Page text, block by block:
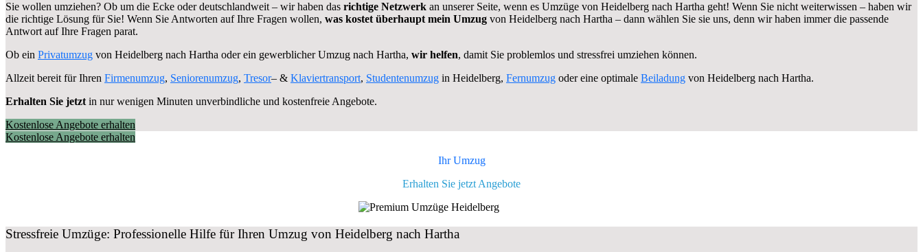
Sie wollen umziehen? Ob um die Ecke oder deutschlandweit – wir haben das richtige Netzwerk an unserer Seite, wenn es Umzüge von Heidelberg nach Hartha geht! Wenn Sie nicht weiterwissen – haben wir
die richtige Lösung für Sie! Wenn Sie Antworten auf Ihre Fragen wollen, was kostet überhaupt mein Umzug von Heidelberg nach Hartha – dann wählen Sie sie uns, denn wir haben immer die passende
Antwort auf Ihre Fragen parat.
Ob ein Privatumzug von Heidelberg nach Hartha oder ein gewerblicher Umzug nach Hartha, wir helfen, damit Sie problemlos und stressfrei umziehen können.
Allzeit bereit für Ihren Firmenumzug, Seniorenumzug, Tresor– & Klaviertransport, Studentenumzug in Heidelberg, Fernumzug oder eine optimale Beiladung von Heidelberg nach Hartha.
Erhalten Sie jetztin nur wenigen Minuten unverbindliche und kostenfreie Angebote.
Kostenlose Angebote erhalten
Kostenlose Angebote erhalten
Ihr Umzug
Erhalten Sie jetzt Angebote
Stressfreie Umzüge: Professionelle Hilfe für Ihren Umzug von Heidelberg nach Hartha